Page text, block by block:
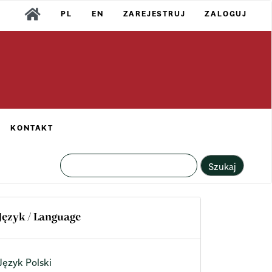
PL EN ZAREJESTRUJ ZALOGUJ
KONTAKT
Szukaj
/ Language
Polski